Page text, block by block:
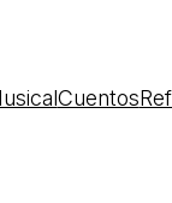
Cuentos